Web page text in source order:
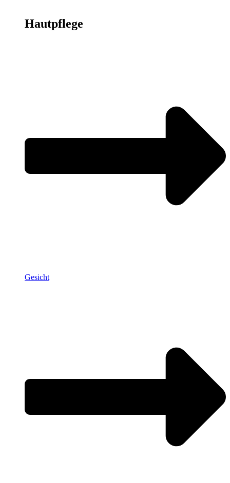
Hautpflege
Gesicht